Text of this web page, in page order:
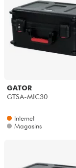
GATOR
GTSA-MIC30
Internet
Magasins